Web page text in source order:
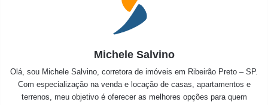
Michele Salvino
Olá, sou Michele Salvino, corretora de imóveis em Ribeirão Preto – SP.
Com especialização na venda e locação de casas, apartamentos e
terrenos, meu objetivo é oferecer as melhores opções para quem